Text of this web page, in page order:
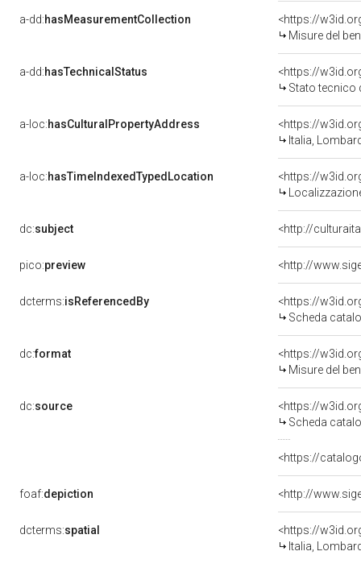
a-dd:hasMeasurementCollection
<https://
Misure del
a-dd:hasTechnicalStatus
<https://
Stato tecnico
a-loc:hasCulturalPropertyAddress
<https://
Italia,
a-loc:hasTimeIndexedTypedLocation
<https://
dc:subject <http://
pico:preview
dcterms:isReferencedBy
<https://
Scheda
dc:format
<https://
Misure del
dc:source
<https://
Scheda
<https://
foaf:depiction
dcterms:spatial
<https://
Italia,